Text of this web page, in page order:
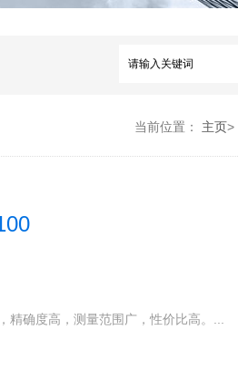
当前位置： 主页>
确度高，测量范围广，性价比高。...